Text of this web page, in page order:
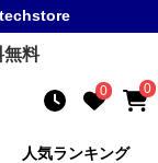
無料
0 0
人気ランキング